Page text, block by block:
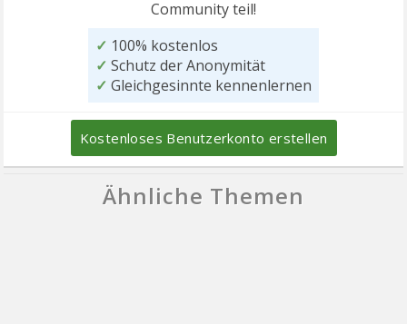
Community teil!
✓ 100% kostenlos
✓ Schutz der Anonymität
✓ Gleichgesinnte kennenlernen
Kostenloses Benutzerkonto erstellen
Ähnliche Themen